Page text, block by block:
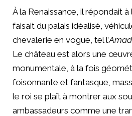
À la Renaissance, il répondait à
faisait du palais idéalisé,
chevalerie en vogue, tel l’
Le château est alors une
monumentale, à la fois
foisonnante et fantasque,
le roi se plaît à montrer aux
ambassadeurs comme une